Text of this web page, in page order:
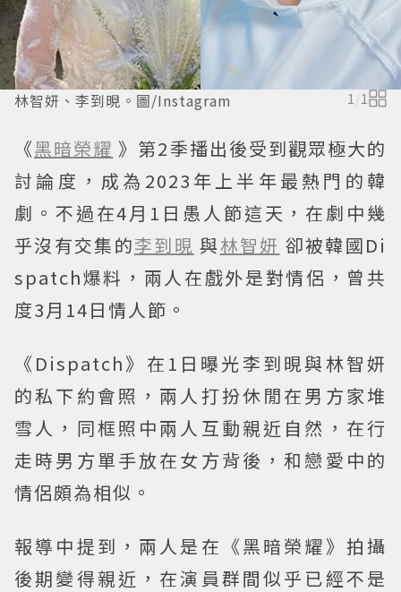
林智妍、李到晛。圖/Instagram 1/1
《黑暗榮耀 》第2季播出後受到觀眾極大的
討論度，成為2023年上半年最熱門的韓
劇。不過在4月1日愚人節這天，在劇中幾
乎沒有交集的李到晛 與林智妍 卻被韓國Di
spatch爆料，兩人在戲外是對情侶，曾共
度3月14日情人節。
《Dispatch》在1日曝光李到晛與林智妍
的私下約會照，兩人打扮休閒在男方家堆
雪人，同框照中兩人互動親近自然，在行
走時男方單手放在女方背後，和戀愛中的
情侶頗為相似。
報導中提到，兩人是在《黑暗榮耀》拍攝
後期變得親近，在演員群間似乎已經不是